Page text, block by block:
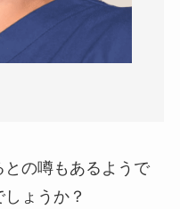
の噂もあるようで
ょうか？